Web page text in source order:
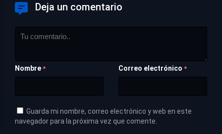
Deja un comentario
Nombre * Correo electrónico *
Guarda mi nombre, correo electrónico y web en este
navegador para la próxima vez que comente.